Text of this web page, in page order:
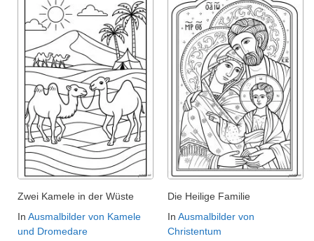
Zwei Kamele in der Wüste
In Ausmalbilder von Kamele
und Dromedare
Die Heilige Familie
In Ausmalbilder von
Christentum